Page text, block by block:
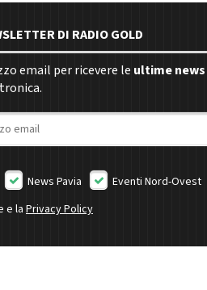
DI RADIO GOLD
email per ricevere le ultime news
News Pavia
Eventi Nord-Ovest
e la Privacy Policy